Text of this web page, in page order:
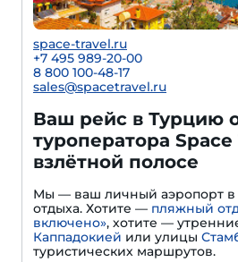
space-travel.ru
+7 495 989-20-00
8 800 100-48-17
sales@spacetravel.ru
Ваш рейс в Турцию
туроператора
взлётной полосе
Мы — ваш личный аэропорт в
отдыха. Хотите — пляжный
включено», хотите —
Каппадокией или улицы
туристических маршрутов.